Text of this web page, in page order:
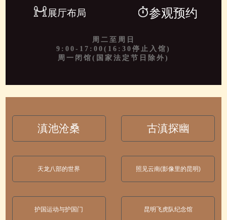
展厅布局 参观预约
周二至周日
9:00-17:00(16:30停止入馆)
周一闭馆(国家法定节日除外)
滇池沧桑 古滇探幽
天龙八部的世界 照见云南(影像里的昆明)
护国运动与护国门 昆明飞虎队纪念馆